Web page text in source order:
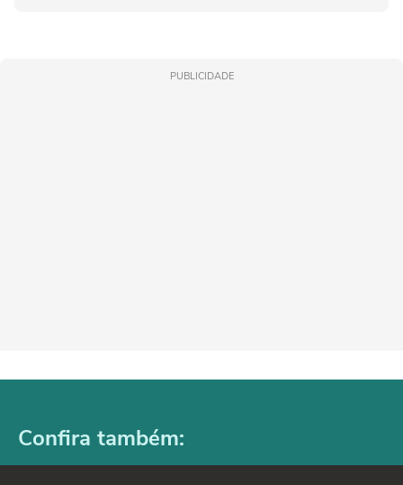
PUBLICIDADE
Confira também: